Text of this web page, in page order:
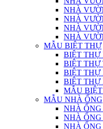
NHÀ
NHÀ
NHÀ
NHÀ
MẪU BIỆT THỰ
BIỆT
BIỆT THỰ
BIỆT
BIỆT
MẪU
MẪU NHÀ ỐNG
NHÀ
NHÀ
NHÀ ỐNG